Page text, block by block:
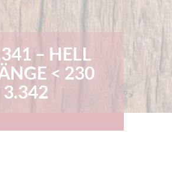
– HELL
< 230
?>